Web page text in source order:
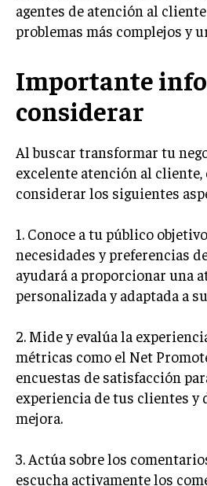
GESTIÓN DE CRISIS
GESTIÓN DE LA
MÁS
GESTIÓN DE PROYECTOS
GESTIÓN DE
SUMINISTRO
CALIDAD Y MEJORA
TALENTOS
RECURSOS HUMANOS Y
COMPENSACIÓN Y
RECLUTAMIENTO Y
DESARROLLO DE
CULTURA Y CLIMA
agentes de atención al
problemas más complejos y
Importante
considerar
Al buscar transformar tu
excelente atención al
considerar los siguientes
1. Conoce a tu público
necesidades y preferencias
ayudará a proporcionar una
personalizada y adaptada a
2. Mide y evalúa la
métricas como el Net
encuestas de satisfacción
experiencia de tus clientes y
mejora.
3. Actúa sobre los
escucha activamente los